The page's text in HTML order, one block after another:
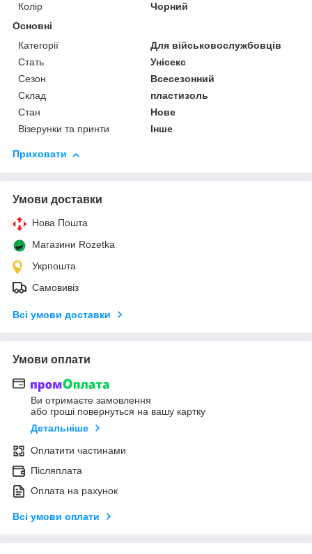
Колір
Чорний
Основні
Категорії
Для військовослужбовців
Стать
Унісекс
Сезон
Всесезонний
Склад
пластизоль
Стан
Нове
Візерунки та принти
Інше
Приховати
Умови доставки
Нова Пошта
Магазини Rozetka
Укрпошта
Самовивіз
Всі умови доставки
Умови оплати
Ви отримаєте замовлення
або гроші повернуться на вашу картку
Детальніше
Оплатити частинами
Післяплата
Оплата на рахунок
Всі умови оплати